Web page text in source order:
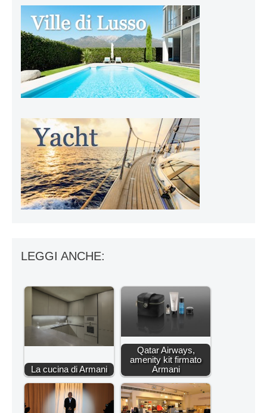
LEGGI ANCHE:
La cucina di Armani
Qatar Airways,
amenity kit firmato
Armani